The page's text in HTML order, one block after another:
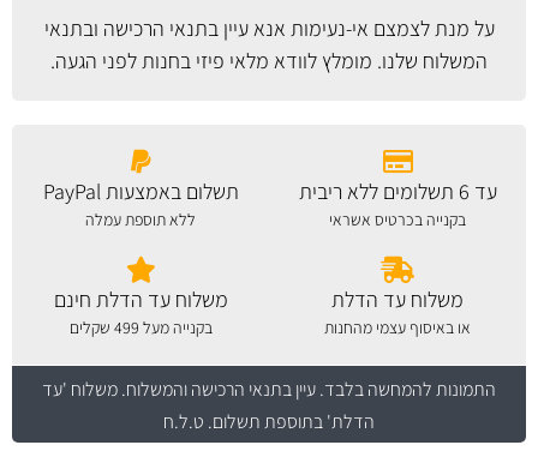
על מנת לצמצם אי-נעימות אנא עייןבתנאי הרכישה ובתנאי
המשלוח שלנו. מומלץ לוודא מלאי פיזי בחנות לפני הגעה.
עד 6 תשלומים ללא ריבית
בקנייה בכרטיס אשראי
תשלום באמצעות PayPal
ללא תוספת עמלה
משלוח עד הדלת
או באיסוף עצמי מהחנות
משלוח עד הדלת חינם
בקנייה מעל 499 שקלים
התמונות להמחשה בלבד.עיין בתנאי הרכישה והמשלוח. משלוח 'עד
הדלת' בתוספת תשלום. ט.ל.ח